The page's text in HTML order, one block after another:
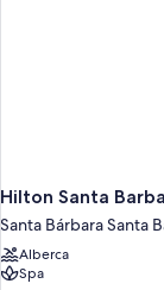
Hilton Santa
Santa Bárbara Santa
Alberca
Spa